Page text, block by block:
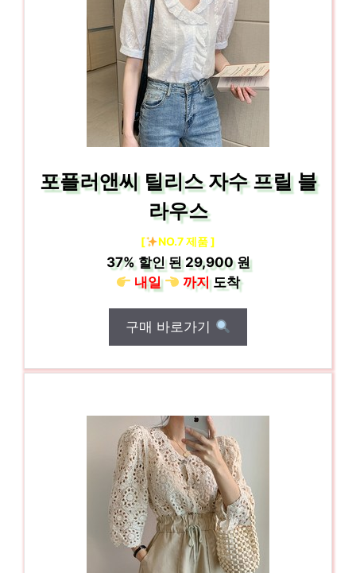
포플러앤씨 틸리스 자수 프릴 블
라우스
[ NO.7 제품 ]
37%할인 된29,900 원
내일
까지도착
구매 바로가기